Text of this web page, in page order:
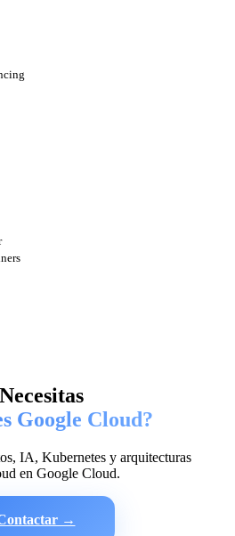
Google Cloud?
IA, Kubernetes y arquitecturas
en Google Cloud.
→